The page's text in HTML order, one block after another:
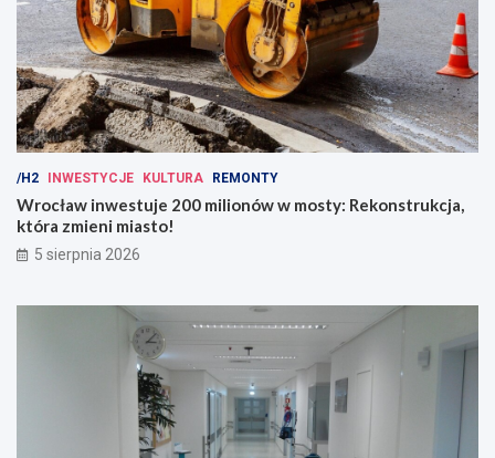
/H2 INWESTYCJE KULTURA REMONTY
Wrocław inwestuje 200 milionów w mosty: Rekonstrukcja,
która zmieni miasto!
5 sierpnia 2026